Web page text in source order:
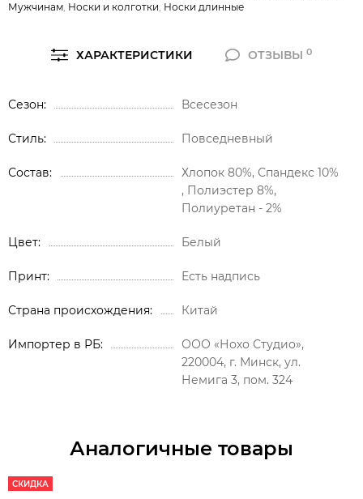
Мужчинам, Носки и колготки, Носки длинные
ХАРАКТЕРИСТИКИ ОТЗЫВЫ0
Сезон Всесезон
Стиль Повседневный
Состав
Хлопок 80%, Спандекс 10%
, Полиэстер 8%,
Полиуретан - 2%
Цвет Белый
Принт Есть надпись
Страна происхождения Китай
Импортер в РБ
ООО «Нохо Студио»,
220004, г. Минск, ул.
Немига 3, пом. 324
Аналогичные товары
СКИДКА